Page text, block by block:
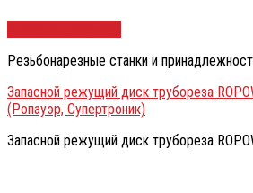
Резьбонарезные станки и
Запасной режущий диск трубореза
(Ропауэр, Супертроник)
Запасной режущий диск трубореза